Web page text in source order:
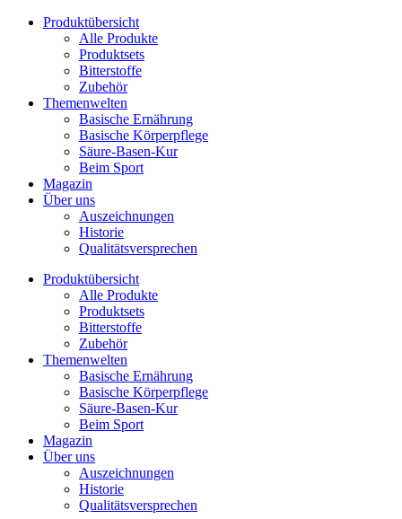
Zum
Produktübersicht
Alle Produkte
Produktsets
Bitterstoffe
Zubehör
Themenwelten
Basische Ernährung
Basische Körperpflege
Säure-Basen-Kur
Beim Sport
Magazin
Über uns
Auszeichnungen
Historie
Qualitätsversprechen
Produktübersicht
Alle Produkte
Produktsets
Bitterstoffe
Zubehör
Themenwelten
Basische Ernährung
Basische Körperpflege
Säure-Basen-Kur
Beim Sport
Magazin
Über uns
Auszeichnungen
Historie
Qualitätsversprechen